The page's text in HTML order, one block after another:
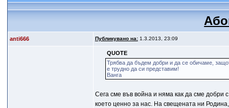
anti666 Публикувано на:1.3.2013, 23:09
QUOTE
Трябва да бъдем добри и да се обичаме,
е трудно да си представим!
Ванга
Сега сме във война и няма как да сме добри
което ценно за нас. На свещената ни